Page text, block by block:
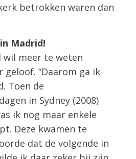
betrokken waren dan
Madrid!
wil meer te weten
geloof. “Daarom ga ik
Toen de
in Sydney (2008)
ik nog maar enkele
Deze kwamen te
dat de volgende in